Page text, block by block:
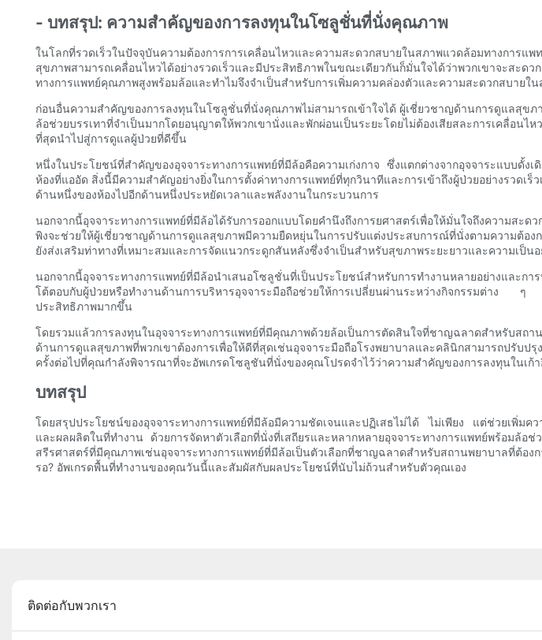
- บทสรุป: ความสำคัญของการลงทุนในโซลูชั่นที่นั่งคุณภาพ
ในโลกที่รวดเร็วในปัจจุบันความต้องการการเคลื่อนไหวและความสะดวกสบายในสภาพแวดล้อมทางกา
สุขภาพสามารถเคลื่อนไหวได้อย่างรวดเร็วและมีประสิทธิภาพในขณะเดียวกันก็มั่นใจได้ว่าพวกเขาจะ
ทางการแพทย์คุณภาพสูงพร้อมล้อและทำไมจึงจำเป็นสำหรับการเพิ่มความคล่องตัวและความสะดวกสบายใ
ก่อนอื่นความสำคัญของการลงทุนในโซลูชั่นที่นั่งคุณภาพไม่สามารถเข้าใจได้ ผู้เชี่ยวชาญด้านการดูแลสุขภ
ล้อช่วยบรรเทาที่จำเป็นมากโดยอนุญาตให้พวกเขานั่งและพักผ่อนเป็นระยะโดยไม่ต้องเสียสละการเคลื่อน
ที่สุดนำไปสู่การดูแลผู้ป่วยที่ดีขึ้น
หนึ่งในประโยชน์ที่สำคัญของอุจจาระทางการแพทย์ที่มีล้อคือความเก่งกาจ ซึ่งแตกต่างจากอุจจาระแบบดั้
ห้องที่แออัด สิ่งนี้มีความสำคัญอย่างยิ่งในการตั้งค่าทางการแพทย์ที่ทุกวินาทีและการเข้าถึงผู้ป่วยอย่างรวด
ด้านหนึ่งของห้องไปอีกด้านหนึ่งประหยัดเวลาและพลังงานในกระบวนการ
นอกจากนี้อุจจาระทางการแพทย์ที่มีล้อได้รับการออกแบบโดยคำนึงถึงการยศาสตร์เพื่อให้มั่นใจถึงความส
พิงจะช่วยให้ผู้เชี่ยวชาญด้านการดูแลสุขภาพมีความยืดหยุ่นในการปรับแต่งประสบการณ์ที่นั่งตามความต้อง
ยังส่งเสริมท่าทางที่เหมาะสมและการจัดแนวกระดูกสันหลังซึ่งจำเป็นสำหรับสุขภาพระยะยาวและความเป็น
นอกจากนี้อุจจาระทางการแพทย์ที่มีล้อนำเสนอโซลูชั่นที่เป็นประโยชน์สำหรับการทำงานหลายอย่างและ
โต้ตอบกับผู้ป่วยหรือทำงานด้านการบริหารอุจจาระมือถือช่วยให้การเปลี่ยนผ่านระหว่างกิจกรรมต่าง
ประสิทธิภาพมากขึ้น
โดยรวมแล้วการลงทุนในอุจจาระทางการแพทย์ที่มีคุณภาพด้วยล้อเป็นการตัดสินใจที่ชาญฉลาดสำหรับส
ด้านการดูแลสุขภาพที่พวกเขาต้องการเพื่อให้ดีที่สุดเช่นอุจจาระมือถือโรงพยาบาลและคลินิกสามารถปรั
ครั้งต่อไปที่คุณกำลังพิจารณาที่จะอัพเกรดโซลูชันที่นั่งของคุณโปรดจำไว้ว่าความสำคัญของการลงทุนในเ
บทสรุป
โดยสรุปประโยชน์ของอุจจาระทางการแพทย์ที่มีล้อมีความชัดเจนและปฏิเสธไม่ได้ ไม่เพียง แต่ช่วยเพิ่ม
และผลผลิตในที่ทำงาน ด้วยการจัดหาตัวเลือกที่นั่งที่เสถียรและหลากหลายอุจจาระทางการแพทย์พร้อมล้อ
สรีรศาสตร์ที่มีคุณภาพเช่นอุจจาระทางการแพทย์ที่มีล้อเป็นตัวเลือกที่ชาญฉลาดสำหรับสถานพยาบาลที่ต้อ
รอ? อัพเกรดพื้นที่ทำงานของคุณวันนี้และสัมผัสกับผลประโยชน์ที่นับไม่ถ้วนสำหรับตัวคุณเอง
ติดต่อกับพวกเรา